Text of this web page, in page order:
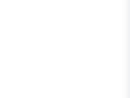
i Hasselager